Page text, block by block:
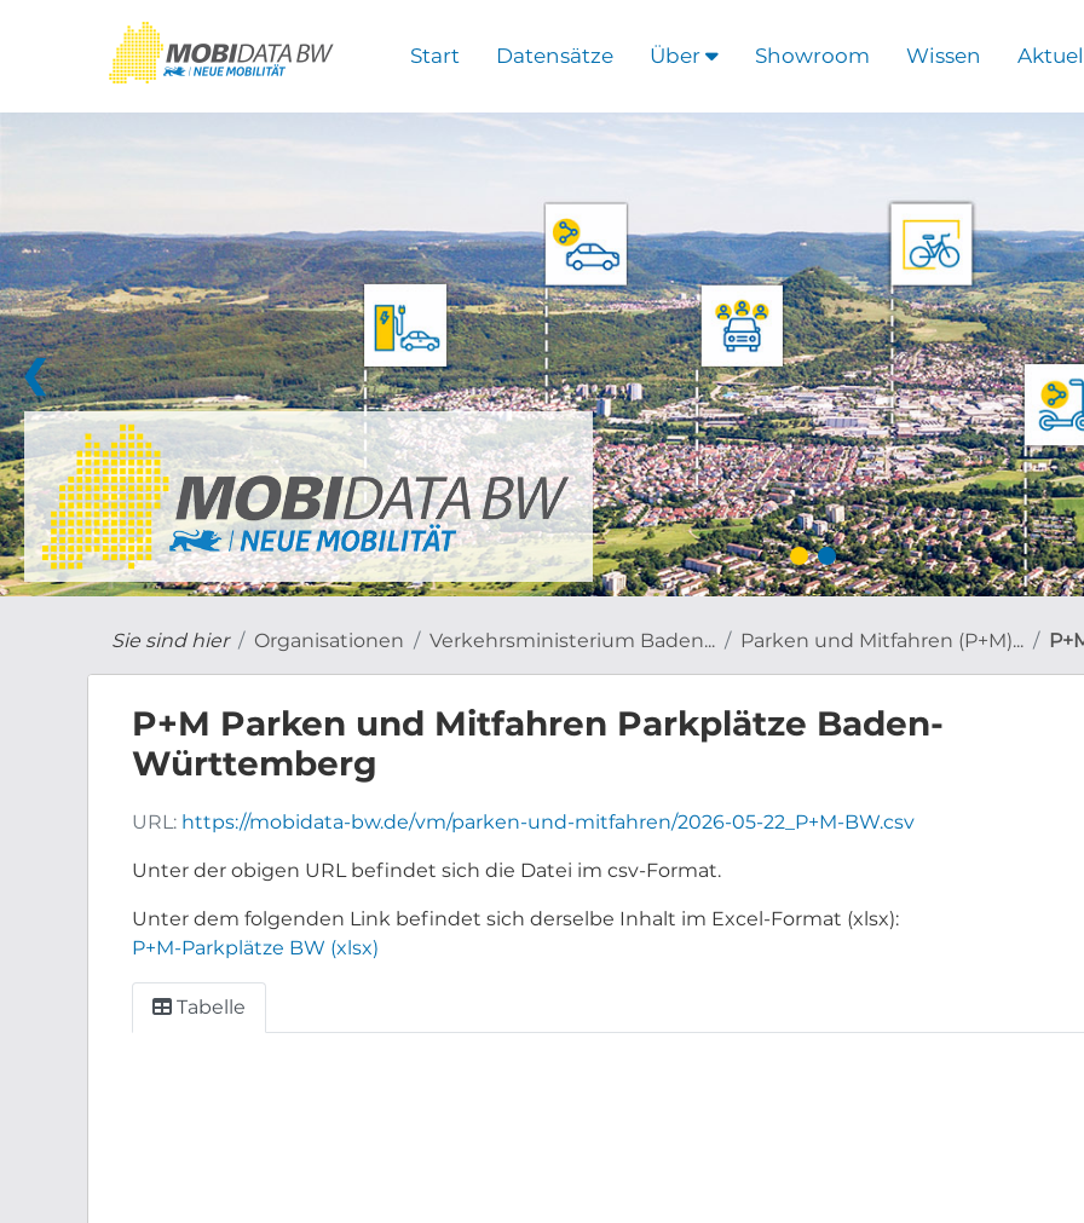
Start Datensätze Über Showroom Wissen
❮
Sie sind hier Organisationen Verkehrsministerium Baden... Parken und Mitfahren (P+M)...
P+M Parken und Mitfahren Parkplätze Baden-
Württemberg
URL: https://mobidata-bw.de/vm/parken-und-mitfahren/2026-05-22_P+M-BW.csv
Unter der obigen URL befindet sich die Datei im csv-Format.
Unter dem folgenden Link befindet sich derselbe Inhalt im Excel-Format (xlsx):
P+M-Parkplätze BW (xlsx)
Tabelle